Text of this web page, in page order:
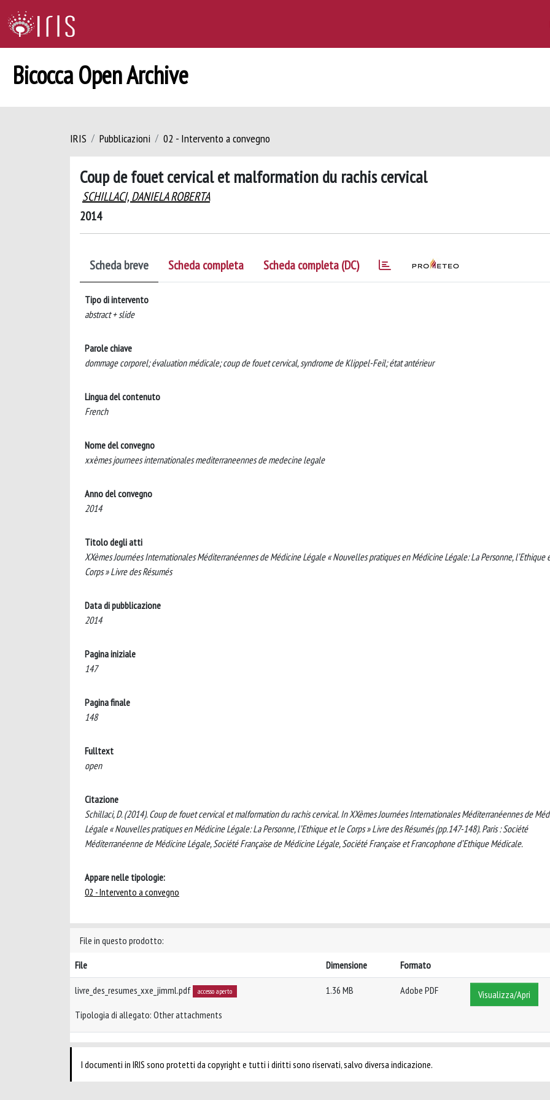
Bicocca Open Archive
IRIS Pubblicazioni 02 - Intervento a convegno
Coup de fouet cervical et malformation du rachis cervical
SCHILLACI, DANIELA ROBERTA
2014
Scheda breve Scheda completa Scheda completa (DC)
Tipo di intervento
abstract + slide
Parole chiave
dommage corporel; évaluation médicale; coup de fouet cervical, syndrome de Klippel-Feil; état antérieur
Lingua del contenuto
French
Nome del convegno
xxèmes journees internationales mediterraneennes de medecine legale
Anno del convegno
2014
Titolo degli atti
XXèmes Journées Internationales Méditerranéennes de Médicine Légale « Nouvelles pratiques en Médicine Légale: La Personne, l’Ethique
Corps » Livre des Résumés
Data di pubblicazione
2014
Pagina iniziale
147
Pagina finale
148
Fulltext
open
Citazione
Schillaci, D. (2014). Coup de fouet cervical et malformation du rachis cervical. In XXèmes Journées Internationales Méditerranéennes de
Légale « Nouvelles pratiques en Médicine Légale: La Personne, l’Ethique et le Corps » Livre des Résumés (pp.147-148). Paris : Société
Méditerranéenne de Médicine Légale, Société Française de Médicine Légale, Société Française et Francophone d’Ethique Médicale.
Appare nelle tipologie:
02 - Intervento a convegno
File in questo prodotto:
File
Dimensione Formato
livre_des_resumes_xxe_jimml.pdf accesso aperto
Tipologia di allegato: Other attachments
1.36 MB Adobe PDF Visualizza/Apri
I documenti in IRIS sono protetti da copyright e tutti i diritti sono riservati, salvo diversa indicazione.